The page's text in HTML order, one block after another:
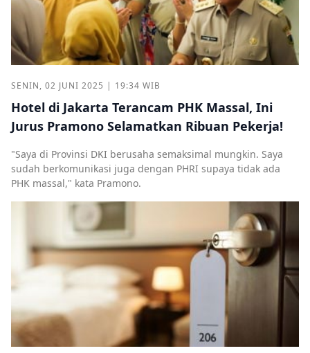
SENIN, 02 JUNI 2025 | 19:34 WIB
Hotel di Jakarta Terancam PHK Massal, Ini
Jurus Pramono Selamatkan Ribuan Pekerja!
"Saya di Provinsi DKI berusaha semaksimal mungkin. Saya
sudah berkomunikasi juga dengan PHRI supaya tidak ada
PHK massal," kata Pramono.